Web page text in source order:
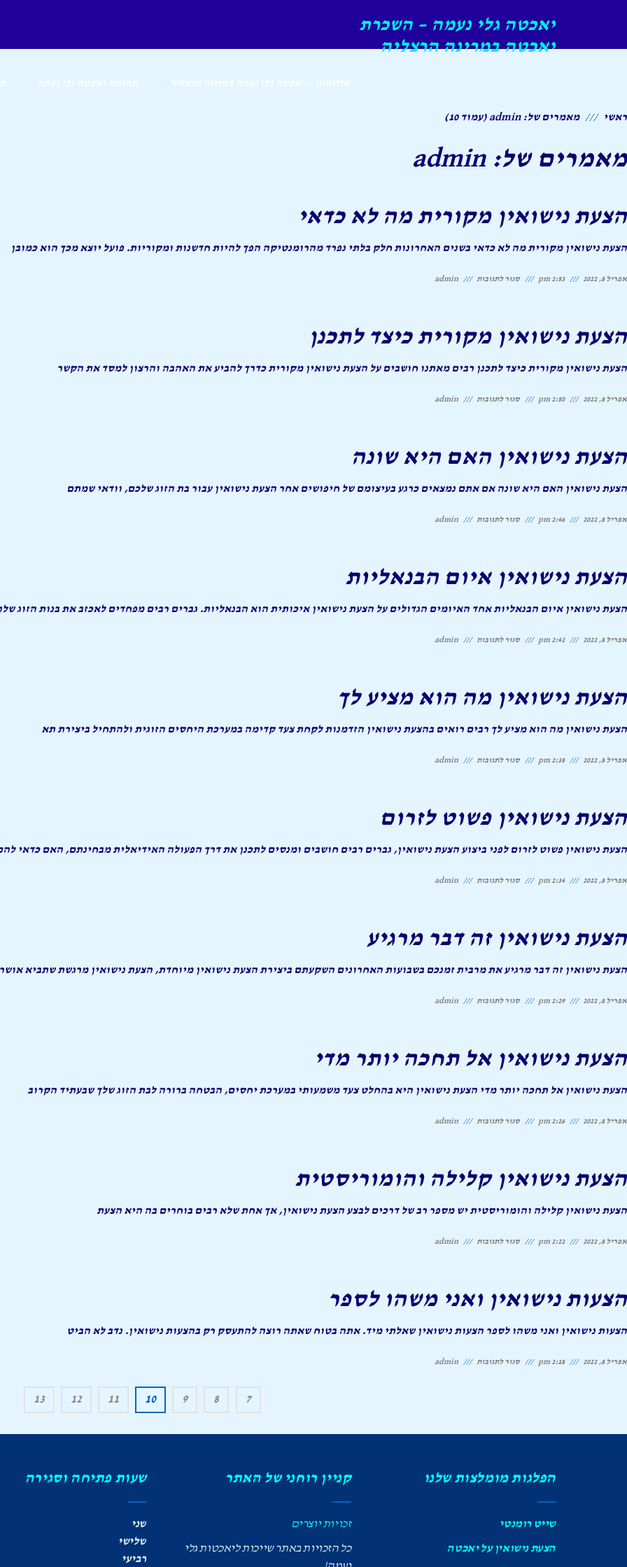
יאכטה גלי נעמה – השכרת
יאכטה במרינה הרצליה
אודותינו – יאכטה גלי נעמה במרינה הרצליה תמונות יאכטה גלי נעמה
ראשי מאמרים של: admin (עמוד 10)
מאמרים של: admin
הצעת נישואין מקורית מה לא כדאי
הצעת נישואין מקורית מה לא כדאי בשנים האחרונות חלק בלתי נפרד מהרומנטיקה הפך להיות חדשנות ומקוריות. פועל יוצא מכך הוא כמובן
אפריל 8, 2022 2:53 pm סגור לתגובות על
מקורית
כדאי
admin
הצעת נישואין מקורית כיצד לתכנן
הצעת נישואין מקורית כיצד לתכנן רבים מאתנו חושבים על הצעת נישואין מקורית כדרך להביע את האהבה והרצון למסד את הקשר
אפריל 8, 2022 2:50 pm סגור לתגובות על
מקורית
admin
הצעת נישואין האם היא שונה
הצעת נישואין האם היא שונה אם אתם נמצאים כרגע בעיצומם של חיפושים אחר הצעת נישואין עבור בת הזוג שלכם, וודאי שמתם
אפריל 8, 2022 2:46 pm סגור לתגובות על
האם
admin
הצעת נישואין איום הבנאליות
הצעת נישואין איום הבנאליות אחד האיומים הגדולים על הצעת נישואין איכותית הוא הבנאליות. גברים רבים מפחדים לאכזב את בנות הזוג
אפריל 8, 2022 2:42 pm סגור לתגובות על
איום
admin
הצעת נישואין מה הוא מציע לך
הצעת נישואין מה הוא מציע לך רבים רואים בהצעת נישואין הזדמנות לקחת צעד קדימה במערכת היחסים הזוגית ולהתחיל ביצירת תא
אפריל 8, 2022 2:38 pm סגור לתגובות על
מה
לך
admin
הצעת נישואין פשוט לזרום
הצעת נישואין פשוט לזרום לפני ביצוע הצעת נישואין, גברים רבים חושבים ומנסים לתכנן את דרך הפעולה האידיאלית מבחינתם, האם כדאי
אפריל 8, 2022 2:34 pm סגור לתגובות על
פשוט
admin
הצעת נישואין זה דבר מרגיע
הצעת נישואין זה דבר מרגיע את מרבית זמנכם בשבועות האחרונים השקעתם ביצירת הצעת נישואין מיוחדת, הצעת נישואין מרגשת שתביא
אפריל 8, 2022 2:29 pm סגור לתגובות על
זה
admin
הצעת נישואין אל תחכה יותר מדי
הצעת נישואין אל תחכה יותר מדי הצעת נישואין היא בהחלט צעד משמעותי במערכת יחסים, הבטחה ברורה לבת הזוג שלך שבעתיד הקרוב
אפריל 8, 2022 2:26 pm סגור לתגובות על
אל
מדי
admin
הצעת נישואין קלילה והומוריסטית
הצעת נישואין קלילה והומוריסטית יש מספר רב של דרכים לבצע הצעת נישואין, אך אחת שלא רבים בוחרים בה היא הצעת
אפריל 8, 2022 2:22 pm סגור לתגובות על
קלילה
admin
הצעות נישואין ואני משהו לספר
הצעות נישואין ואני משהו לספר הצעות נישואין שאלתי מיד. אתה בטוח שאתה רוצה להתעסק רק בהצעות נישואין. נדב לא הביט
אפריל 8, 2022 2:18 pm סגור לתגובות על admin
7
8
9
10
11
12
13
הפלגות מומלצות שלנו
שייט רומנטי
הצעת נישואין על יאכטה
קניין רוחני של האתר
זכויות יוצרים
כל הזכויות באתר שייכות ליאכטות גלי
שעות פתיחה וסגירה
שני
שלישי
רביעי